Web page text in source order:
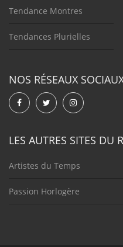
Tendance Montres
Tendances Plurielles
NOS RÉSEAUX
LES AUTRES SITES DU
Artistes du Temps
Passion Horlogère